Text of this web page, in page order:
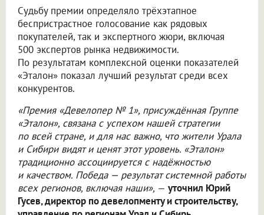
Судьбу премии определяло трёхэтапное
беспристрастное голосование как рядовых
покупателей, так и экспертного жюри, включая
500 экспертов рынка недвижимости.
По результатам комплексной оценки показателей
«Эталон» показал лучший результат среди всех
конкурентов.
«Премия «Девелопер № 1», присуждённая Группе
«Эталон», связана с успехом нашей стратегии
по всей стране, и для нас важно, что жители Урала
и Сибири видят и ценят этот уровень. «Эталон»
традиционно ассоциируется с надёжностью
и качеством. Победа — результат системной работы
всех регионов, включая наши», — уточнил Юрий
Гусев, директор по девелопменту и строительству,